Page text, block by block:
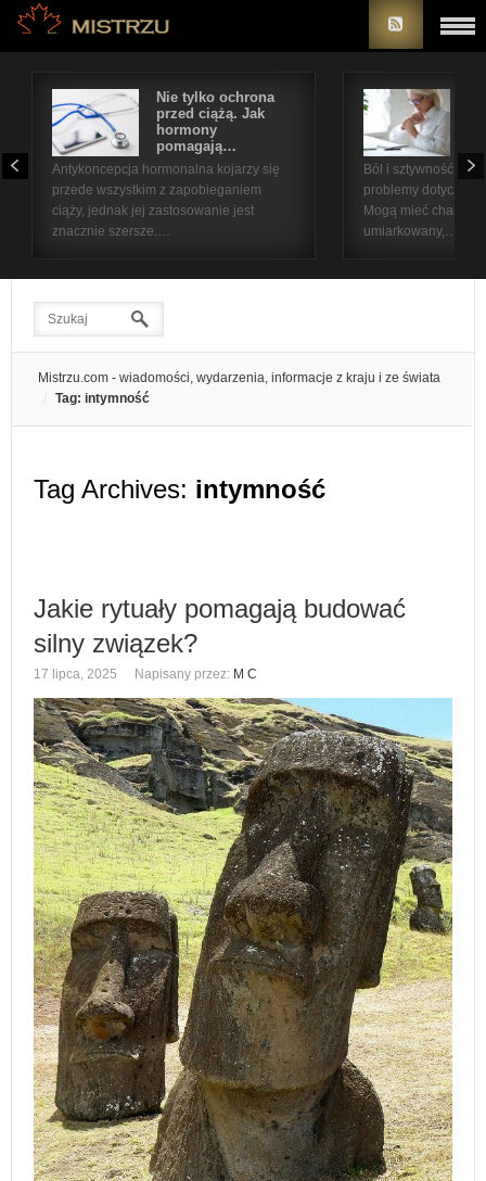
Nie tylko ochrona
przed ciążą. Jak
hormony
pomagają…
Antykoncepcja hormonalna kojarzy się
przede wszystkim z zapobieganiem
ciąży, jednak jej zastosowanie jest
znacznie szersze.…
Ból i sztywność
problemy
Mogą mieć
umiarkowany,…
Mistrzu.com - wiadomości, wydarzenia, informacje z kraju i ze świata
Tag: intymność
Tag Archives: intymność
Jakie rytuały pomagają budować
silny związek?
17 lipca, 2025 Napisany przez: M C